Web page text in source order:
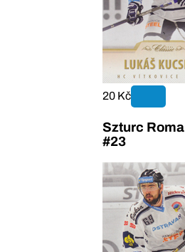
20 Kč
Szturc
#23